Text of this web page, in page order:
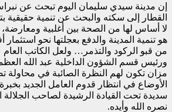
إن مدينة سيدي سليمان اليوم تبحث عن
القطار إلى سكته والبحث عن تنمية حقيقية
لا أساس لها من الصحة بين أغلبية
هو تنمية المدينة والدفع بعجلتها نحو
من قبو الركود والتذمر… ولعل الكاتب العام
ورئيس قسم الشؤون الداخلية عبد الله
مزان تكون لهم النظرة الصائبة في محاولة
الأوضاع في انتظار قدوم العامل الجديد
سديدة تحت القيادة الرشيدة لصاحب
نصره الله وأيده.